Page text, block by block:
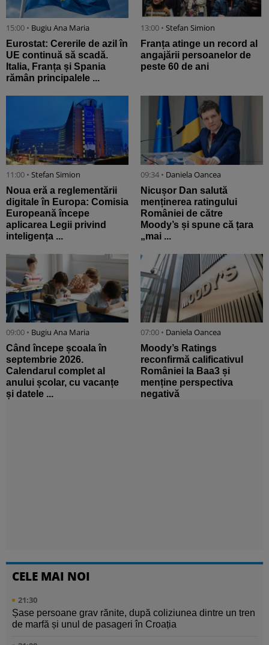
15:00 • Bugiu ⁠Ana Maria
Eurostat: Cererile de azil în
UE continuă să scadă.
Italia, Franța și Spania
rămân principalele ...
13:00 • Stefan Simion
Franța atinge un record al
angajării persoanelor de
peste 60 de ani
11:00 • Stefan Simion
Noua eră a reglementării
digitale în Europa: Comisia
Europeană începe
aplicarea Legii privind
inteligența ...
09:34 • Daniela Oancea
Nicușor Dan salută
menținerea ratingului
României de către
Moody’s și spune că țara
„mai ...
09:00 • Bugiu ⁠Ana Maria
Când începe școala în
septembrie 2026.
Calendarul complet al
anului școlar, cu vacanțe
și datele ...
07:00 • Daniela Oancea
Moody’s Ratings
reconfirmă calificativul
României la Baa3 și
menține perspectiva
negativă
CELE MAI NOI
21:30
Șase persoane grav rănite, după coliziunea dintre un tren
de marfă și unul de pasageri în Croația